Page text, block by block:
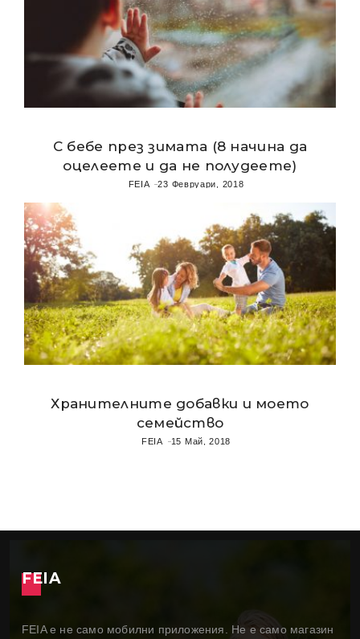
С бебе през зимата (8 начина да
оцелеете и да не полудеете)
FEIA 23 Февруари, 2018
Хранителните добавки и моето
семейство
FEIA 15 Май, 2018
FEIA
FEIA е не само мобилни приложения. Не е само магазин